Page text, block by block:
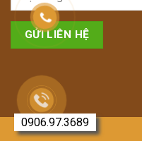
0906.97.3689